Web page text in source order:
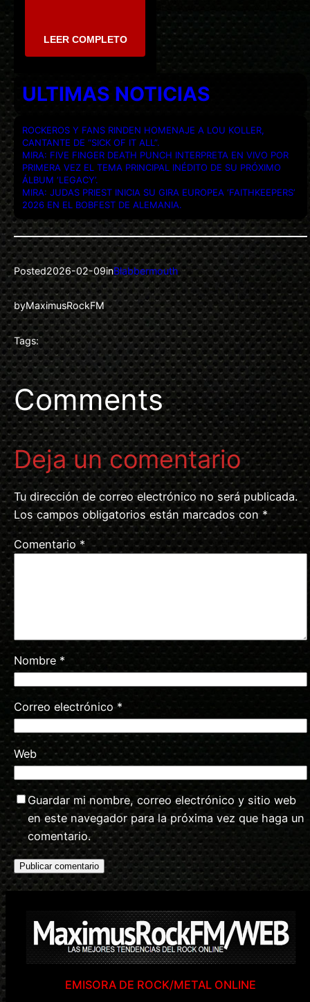
LEER COMPLETO
ULTIMAS NOTICIAS
ROCKEROS Y FANS RINDEN HOMENAJE A LOU KOLLER,
CANTANTE DE “SICK OF IT ALL”.
MIRA: FIVE FINGER DEATH PUNCH INTERPRETA EN VIVO POR
PRIMERA VEZ EL TEMA PRINCIPAL INÉDITO DE SU PRÓXIMO
ÁLBUM ‘LEGACY’.
MIRA: JUDAS PRIEST INICIA SU GIRA EUROPEA ‘FAITHKEEPERS’
2026 EN EL BOBFEST DE ALEMANIA.
Posted2026-02-09inBlabbermouth
byMaximusRockFM
Tags:
Comments
Deja un comentario
Tu dirección de correo electrónico no será publicada.
Los campos obligatorios están marcados con *
Comentario*
Nombre *
Correo electrónico *
Web
Guardar mi nombre, correo electrónico y sitio web
en este navegador para la próxima vez que haga un
comentario.
EMISORA DE ROCK/METAL ONLINE